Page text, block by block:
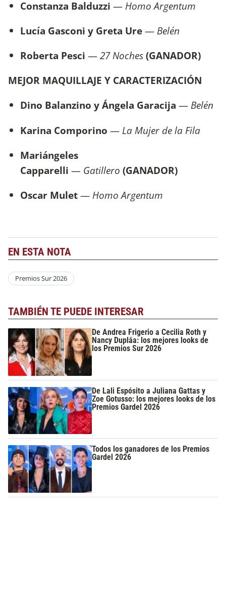
Constanza Balduzzi — Homo Argentum
Lucía Gasconi y Greta Ure— Belén
Roberta Pesci —27 Noches(GANADOR)
MEJOR MAQUILLAJE Y CARACTERIZACIÓN
Dino Balanzino y Ángela Garacija — Belén
Karina Comporino — La Mujer de la Fila
Mariángeles
Capparelli — Gatillero (GANADOR)
Oscar Mulet— Homo Argentum
EN ESTA NOTA
Premios Sur 2026
TAMBIÉN TE PUEDE INTERESAR
De Andrea Frigerio a Cecilia Roth y
Nancy Dupláa: los mejores looks de
los Premios Sur 2026
De Lali Espósito a Juliana Gattas y
Zoe Gotusso: los mejores looks de los
Premios Gardel 2026
Todos los ganadores de los Premios
Gardel 2026